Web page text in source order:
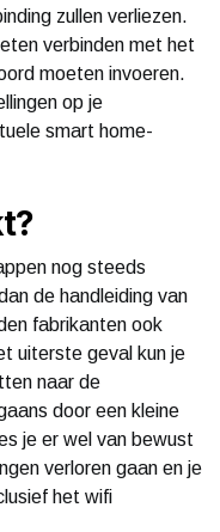
zullen verliezen.
verbinden met het
moeten invoeren.
op je
smart home-
nog steeds
de handleiding van
fabrikanten ook
uiterste geval kun je
naar de
door een kleine
je er wel van bewust
verloren gaan en je
het wifi